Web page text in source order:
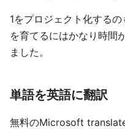
1をプロジェクト化する
を育てるにはかなり時間
ました。
単語を英語に翻訳
無料のMicrosoft